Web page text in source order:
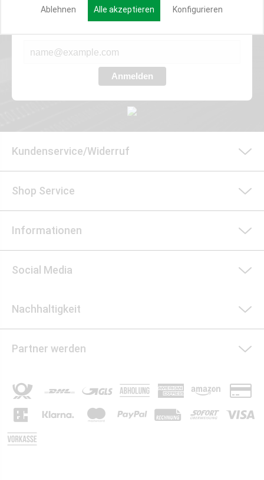
Verpasse nie wieder exklusive Newsletter-Rabatte und Aktionen
Anmelden
Kundenservice/Widerruf
Shop Service
Informationen
Social Media
Nachhaltigkeit
Partner werden
Ablehnen Alle akzeptieren Konfigurieren